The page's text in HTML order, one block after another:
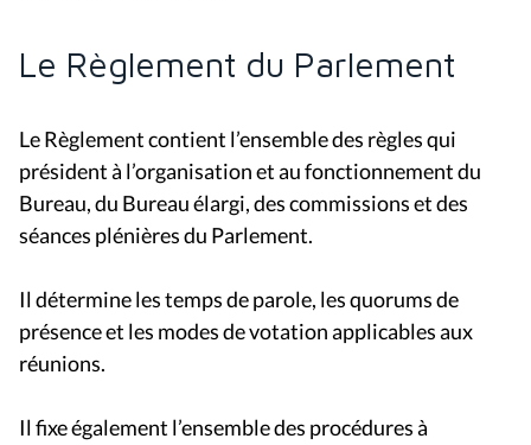
Le Règlement du Parlement
Le Règlement contient l’ensemble des règles qui
président à l’organisation et au fonctionnement du
Bureau, du Bureau élargi, des commissions et des
séances plénières du Parlement.
Il détermine les temps de parole, les quorums de
présence et les modes de votation applicables aux
réunions.
Il fixe également l’ensemble des procédures à